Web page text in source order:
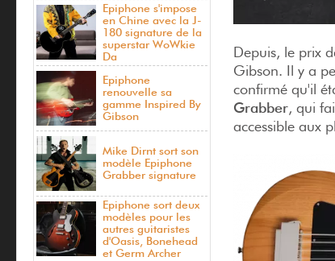
Depuis, le prix
Gibson. Il y a
confirmé qu'il
Grabber, qui
accessible aux
Epiphone s'impose
en Chine avec la J-
180 signature de la
superstar WoWkie
Da
Epiphone
renouvelle sa
gamme Inspired By
Gibson
Mike Dirnt sort son
modèle Epiphone
Grabber signature
Epiphone sort deux
modèles pour les
autres guitaristes
d'Oasis, Bonehead
et Germ Archer